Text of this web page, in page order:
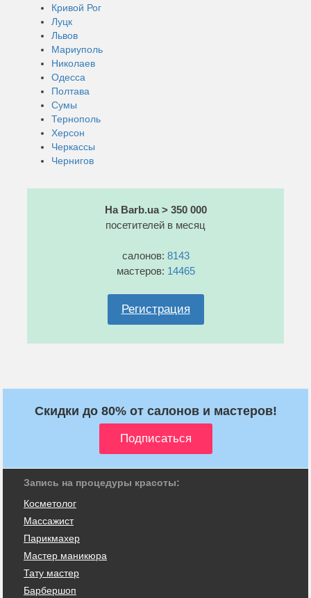
Кривой Рог
Луцк
Львов
Мариуполь
Николаев
Одесса
Полтава
Сумы
Тернополь
Херсон
Черкассы
Чернигов
На Barb.ua > 350 000
посетителей в месяц
салонов: 8143
мастеров: 14465
Регистрация
Скидки до 80% от салонов и мастеров!
Запись на процедуры красоты:
Косметолог
Массажист
Парикмахер
Мастер маникюра
Тату мастер
Барбершоп